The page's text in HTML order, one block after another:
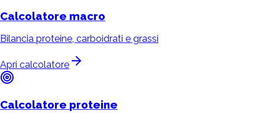
Calcolatore macro
Bilancia proteine, carboidrati e grassi
Apri calcolatore
Calcolatore proteine